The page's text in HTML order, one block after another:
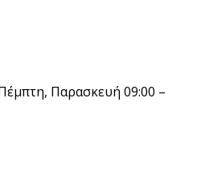
Παρασκευή 09:00 –